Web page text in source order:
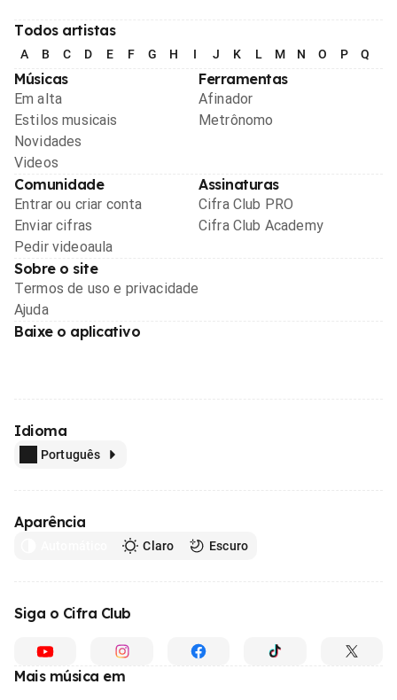
Todos artistas
A B C D E F G H I J K L M N O P Q
Músicas
Em alta
Estilos musicais
Novidades
Videos
Ferramentas
Afinador
Metrônomo
Comunidade
Entrar ou criar conta
Enviar cifras
Pedir videoaula
Assinaturas
Cifra Club PRO
Cifra Club Academy
Sobre o site
Termos de uso e privacidade
Ajuda
Baixe o aplicativo
Idioma
Português
Aparência
Claro Escuro
Siga o Cifra Club
Mais música em